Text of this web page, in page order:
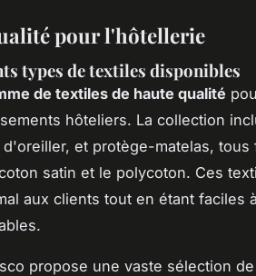
pour l'hôtellerie
types de textiles disponibles
de textiles de haute qualité
hôteliers. La collection
et protège-matelas, tous
satin et le polycoton. Ces
aux clients tout en étant faciles
propose une vaste sélection de